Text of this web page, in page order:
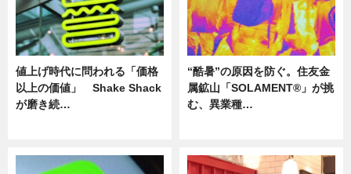
値上げ時代に問われる「価格
以上の価値」 Shake Shack
が磨き続…
“酷暑”の原因を防ぐ。住友金
属鉱山「SOLAMENT®」が挑
む、異業種…